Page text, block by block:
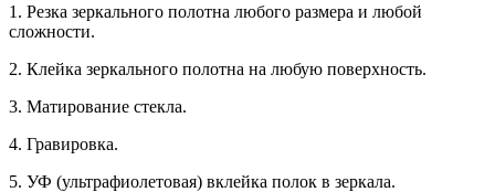
1. Резка зеркального полотна любого размера и любой
сложности.
2. Клейка зеркального полотна на любую поверхность.
3. Матирование стекла.
4. Гравировка.
5. УФ (ультрафиолетовая) вклейка полок в зеркала.